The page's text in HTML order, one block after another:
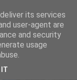
its services
user-agent are
and security
usage
IT